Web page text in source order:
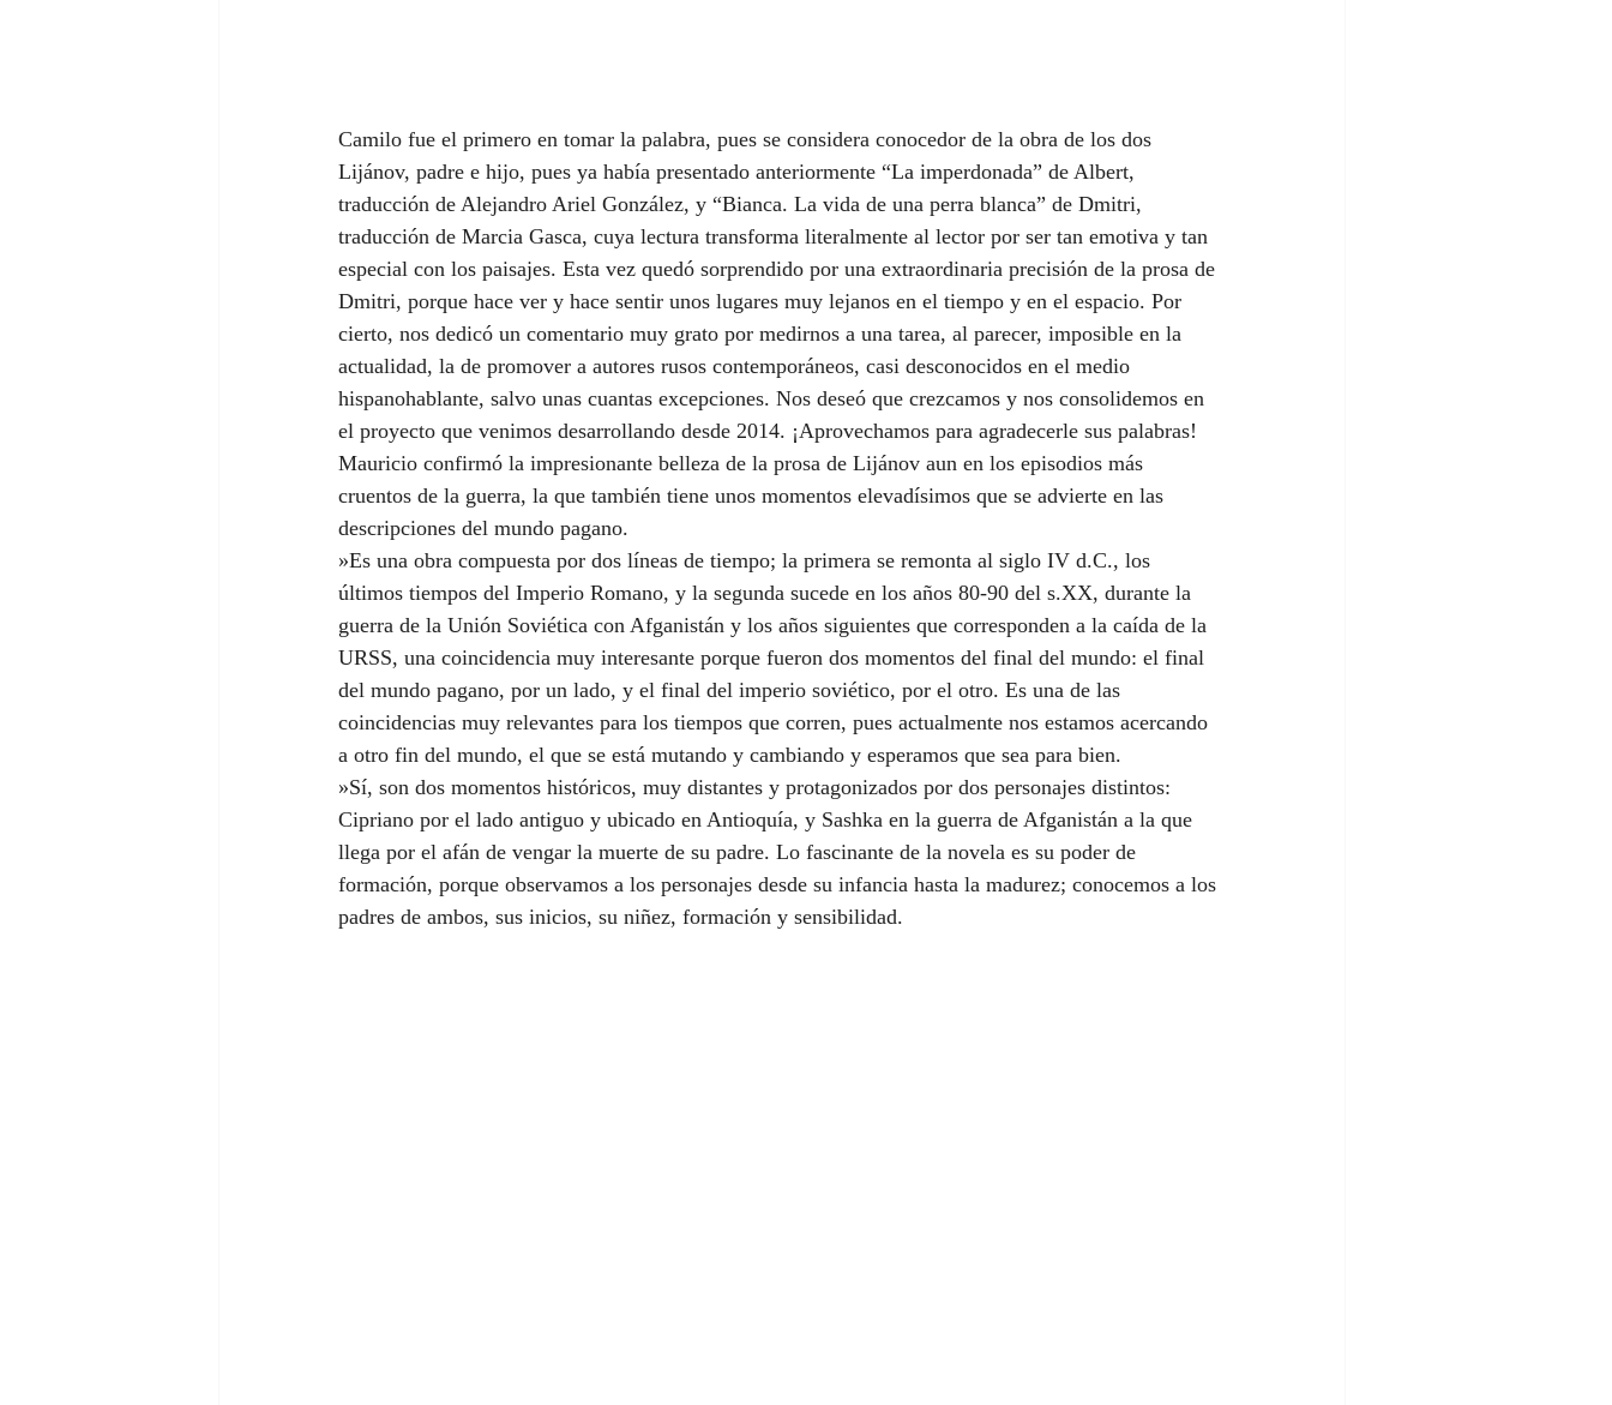
Camilo fue el primero en tomar la palabra, pues se considera conocedor de la obra de los dos
Lijánov, padre e hijo, pues ya había presentado anteriormente “La imperdonada” de Albert,
traducción de Alejandro Ariel González, y “Bianca. La vida de una perra blanca” de Dmitri,
traducción de Marcia Gasca, cuya lectura transforma literalmente al lector por ser tan emotiva y tan
especial con los paisajes. Esta vez quedó sorprendido por una extraordinaria precisión de la prosa de
Dmitri, porque hace ver y hace sentir unos lugares muy lejanos en el tiempo y en el espacio. Por
cierto, nos dedicó un comentario muy grato por medirnos a una tarea, al parecer, imposible en la
actualidad, la de promover a autores rusos contemporáneos, casi desconocidos en el medio
hispanohablante, salvo unas cuantas excepciones. Nos deseó que crezcamos y nos consolidemos en
el proyecto que venimos desarrollando desde 2014. ¡Aprovechamos para agradecerle sus palabras!
Mauricio confirmó la impresionante belleza de la prosa de Lijánov aun en los episodios más
cruentos de la guerra, la que también tiene unos momentos elevadísimos que se advierte en las
descripciones del mundo pagano.
»Es una obra compuesta por dos líneas de tiempo; la primera se remonta al siglo IV d.C., los
últimos tiempos del Imperio Romano, y la segunda sucede en los años 80-90 del s.XX, durante la
guerra de la Unión Soviética con Afganistán y los años siguientes que corresponden a la caída de la
URSS, una coincidencia muy interesante porque fueron dos momentos del final del mundo: el final
del mundo pagano, por un lado, y el final del imperio soviético, por el otro. Es una de las
coincidencias muy relevantes para los tiempos que corren, pues actualmente nos estamos acercando
a otro fin del mundo, el que se está mutando y cambiando y esperamos que sea para bien.
»Sí, son dos momentos históricos, muy distantes y protagonizados por dos personajes distintos:
Cipriano por el lado antiguo y ubicado en Antioquía, y Sashka en la guerra de Afganistán a la que
llega por el afán de vengar la muerte de su padre. Lo fascinante de la novela es su poder de
formación, porque observamos a los personajes desde su infancia hasta la madurez; conocemos a los
padres de ambos, sus inicios, su niñez, formación y sensibilidad.